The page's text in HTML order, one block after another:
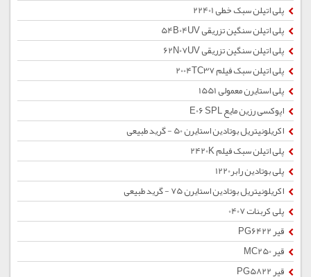
پلی اتیلن سبک خطی 22401
پلی اتیلن سنگین تزریقی 54B04UV
پلی اتیلن سنگین تزریقی 62N07UV
پلی اتیلن سبک فیلم 2004TC37
پلی استایرن معمولی 1551
اپوکسی رزین مایع E06 SPL
اکریلونیتریل بوتادین استایرن 50 - گرید طبیعی
پلی اتیلن سبک فیلم 2420K
پلی بوتادین رابر1220
اکریلونیتریل بوتادین استایرن 75 - گرید طبیعی
پلی کربنات 0407
قیر PG6422
قیر MC250
قیر PG5822